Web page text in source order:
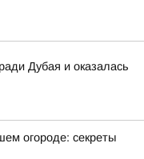
Дубая и оказалась
огороде: секреты